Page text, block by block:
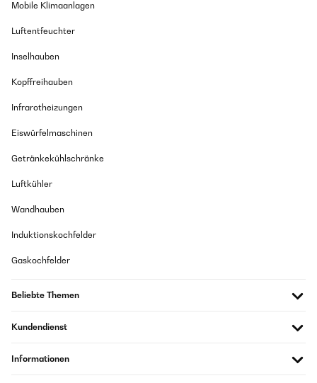
Mobile Klimaanlagen
Luftentfeuchter
Inselhauben
Kopffreihauben
Infrarotheizungen
Eiswürfelmaschinen
Getränkekühlschränke
Luftkühler
Wandhauben
Induktionskochfelder
Gaskochfelder
Beliebte Themen
Kundendienst
Informationen